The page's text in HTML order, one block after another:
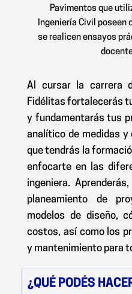
Pavimentos que
Ingeniería Civil poseen
se realicen ensayos
Al cursar la carrera
Fidélitas fortalecerás
y fundamentarás tus
analítico de medidas
que tendrás la
enfocarte en las
ingeniera.
planeamiento de
modelos de diseño,
costos, así como los
y mantenimiento para
¿QUÉ PODÉS